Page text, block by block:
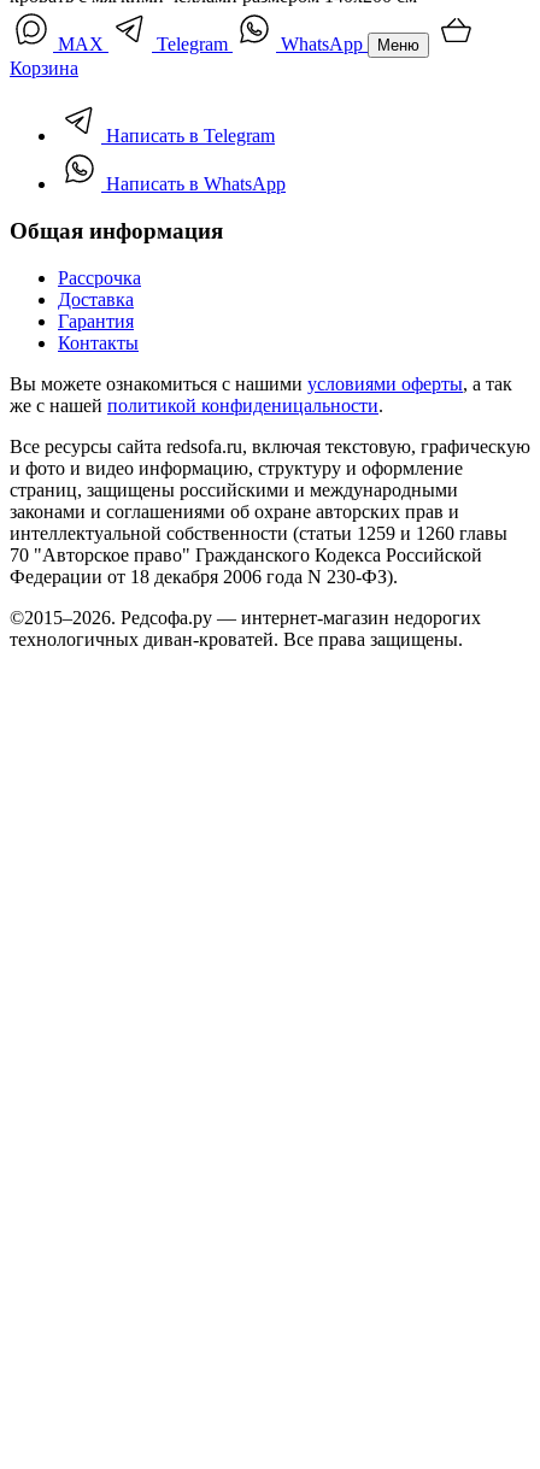
MAX Telegram WhatsApp Меню
Корзина
Написать в Telegram
Написать в WhatsApp
Общая информация
Рассрочка
Доставка
Гарантия
Контакты
Вы можете ознакомиться с нашими условиями оферты, а так
же с нашей политикой конфиденицальности.
Все ресурсы сайта redsofa.ru, включая текстовую, графическую
и фото и видео информацию, структуру и оформление
страниц, защищены российскими и международными
законами и соглашениями об охране авторских прав и
интеллектуальной собственности (статьи 1259 и 1260 главы
70 "Авторское право" Гражданского Кодекса Российской
Федерации от 18 декабря 2006 года N 230-ФЗ).
©2015–2026. Редсофа.ру — интернет-магазин недорогих
технологичных диван-кроватей. Все права защищены.